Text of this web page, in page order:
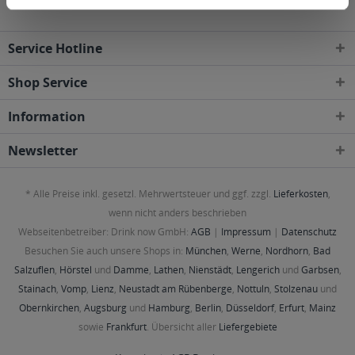
Service Hotline
Shop Service
Information
Newsletter
* Alle Preise inkl. gesetzl. Mehrwertsteuer und ggf. zzgl. Lieferkosten,
wenn nicht anders beschrieben
Webseitenbetreiber: Drink now GmbH: AGB | Impressum | Datenschutz
Besuchen Sie auch unsere Shops in: München, Werne, Nordhorn, Bad
Salzuflen, Hörstel und Damme, Lathen, Nienstädt, Lengerichund Garbsen,
Stainach, Vomp, Lienz, Neustadt am Rübenberge, Nottuln, Stolzenau und
Obernkirchen, Augsburg und Hamburg, Berlin, Düsseldorf, Erfurt, Mainz
sowie Frankfurt. Übersicht aller Liefergebiete